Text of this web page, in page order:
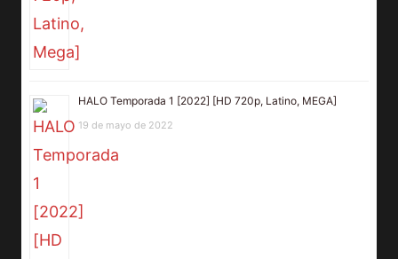
HALO Temporada 1 [2022] [HD 720p, Latino, MEGA]
19 de mayo de 2022